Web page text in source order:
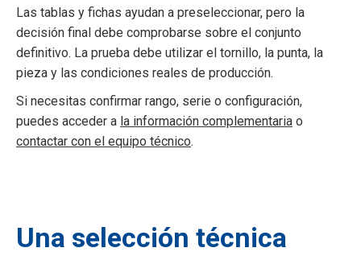
Las tablas y fichas ayudan a preseleccionar, pero la
decisión final debe comprobarse sobre el conjunto
definitivo. La prueba debe utilizar el tornillo, la punta, la
pieza y las condiciones reales de producción.
Si necesitas confirmar rango, serie o configuración,
puedes acceder a la información complementaria o
contactar con el equipo técnico.
Una selección técnica